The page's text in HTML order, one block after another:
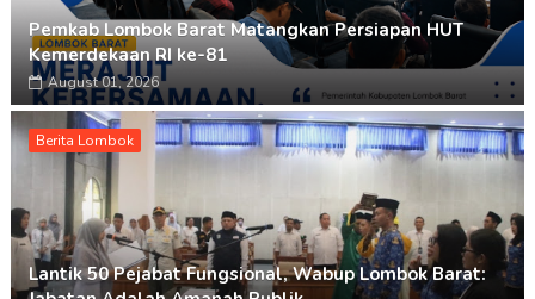
Pemkab Lombok Barat Matangkan Persiapan HUT
Kemerdekaan RI ke-81
August 01, 2026
Berita Lombok
Lantik 50 Pejabat Fungsional, Wabup Lombok Barat: